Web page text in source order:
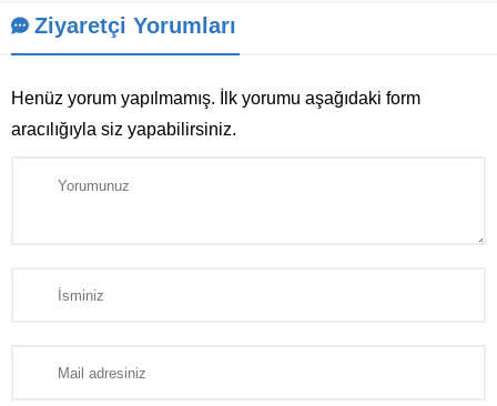
ofis eşyalarını değerinde satın
alarak hem satıcılara ekonomik
Ziyaretçi Yorumları
Henüz yorum yapılmamış. İlk yorumu aşağıdaki form
aracılığıyla siz yapabilirsiniz.